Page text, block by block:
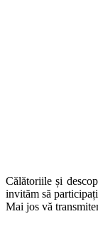
Călătoriile și
invităm să
Mai jos vă